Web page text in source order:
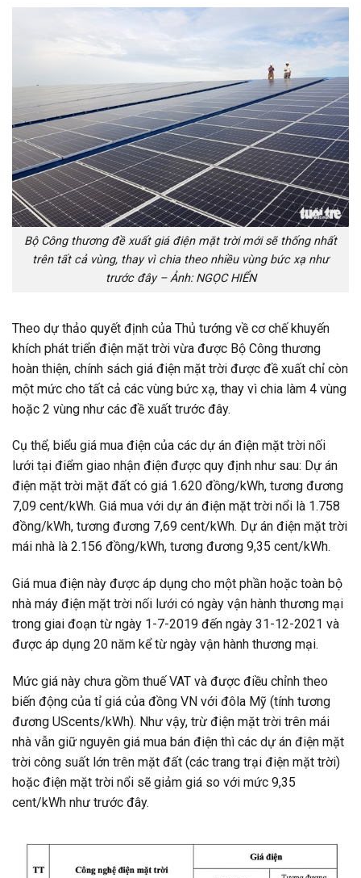
Bộ Công thương đề xuất giá điện mặt trời mới sẽ thống nhất
trên tất cả vùng, thay vì chia theo nhiều vùng bức xạ như
trước đây – Ảnh: NGỌC HIỂN
Theo dự thảo quyết định của Thủ tướng về cơ chế khuyến
khích phát triển điện mặt trời vừa được Bộ Công thương
hoàn thiện, chính sách giá điện mặt trời được đề xuất chỉ còn
một mức cho tất cả các vùng bức xạ, thay vì chia làm 4 vùng
hoặc 2 vùng như các đề xuất trước đây.
Cụ thể, biểu giá mua điện của các dự án điện mặt trời nối
lưới tại điểm giao nhận điện được quy định như sau: Dự án
điện mặt trời mặt đất có giá 1.620 đồng/kWh, tương đương
7,09 cent/kWh. Giá mua với dự án điện mặt trời nổi là 1.758
đồng/kWh, tương đương 7,69 cent/kWh. Dự án điện mặt trời
mái nhà là 2.156 đồng/kWh, tương đương 9,35 cent/kWh.
Giá mua điện này được áp dụng cho một phần hoặc toàn bộ
nhà máy điện mặt trời nối lưới có ngày vận hành thương mại
trong giai đoạn từ ngày 1-7-2019 đến ngày 31-12-2021 và
được áp dụng 20 năm kể từ ngày vận hành thương mại.
Mức giá này chưa gồm thuế VAT và được điều chỉnh theo
biến động của tỉ giá của đồng VN với đôla Mỹ (tính tương
đương UScents/kWh). Như vậy, trừ điện mặt trời trên mái
nhà vẫn giữ nguyên giá mua bán điện thì các dự án điện mặt
trời công suất lớn trên mặt đất (các trang trại điện mặt trời)
hoặc điện mặt trời nổi sẽ giảm giá so với mức 9,35
cent/kWh như trước đây.